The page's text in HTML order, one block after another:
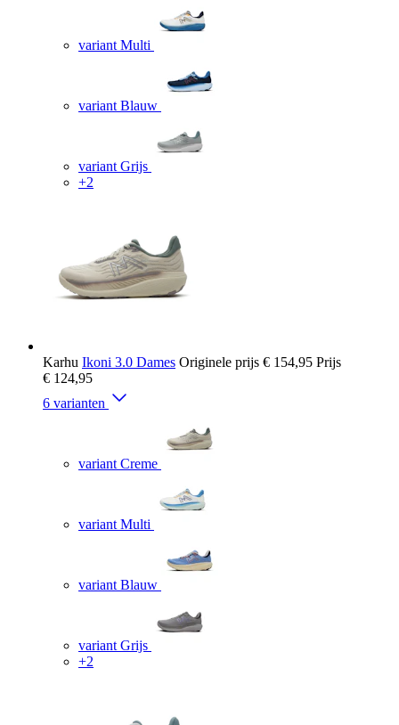
variant Multi
variant Blauw
variant Grijs
+2
Karhu Ikoni 3.0 Dames Originele prijs € 154,95 Prijs
€ 124,95
6 varianten
variant Creme
variant Multi
variant Blauw
variant Grijs
+2